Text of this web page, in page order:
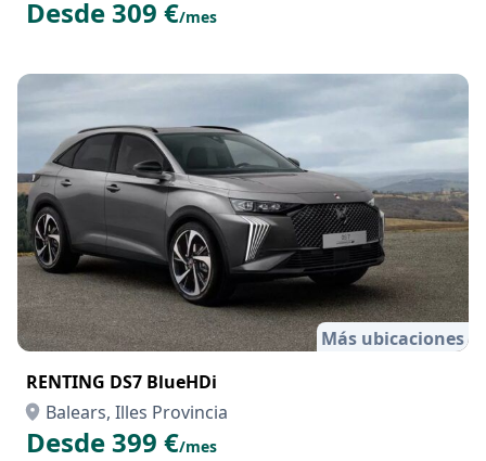
Desde 309 €/mes
Más ubicaciones
RENTING DS7 BlueHDi
Balears, Illes Provincia
Desde 399 €/mes